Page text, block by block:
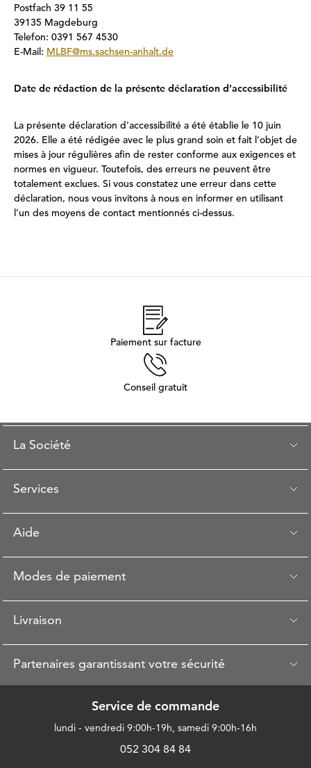
Postfach 39 11 55
39135 Magdeburg
Telefon: 0391 567 4530
E-Mail: MLBF@ms.sachsen-anhalt.de
Date de rédaction de la présente déclaration d’accessibilité
La présente déclaration d’accessibilité a été établie le 10 juin
2026. Elle a été rédigée avec le plus grand soin et fait l’objet de
mises à jour régulières afin de rester conforme aux exigences et
normes en vigueur. Toutefois, des erreurs ne peuvent être
totalement exclues. Si vous constatez une erreur dans cette
déclaration, nous vous invitons à nous en informer en utilisant
l’un des moyens de contact mentionnés ci-dessus.
Paiement sur facture
Conseil gratuit
La Société
Services
Aide
Modes de paiement
Livraison
Partenaires garantissant votre sécurité
Service de commande
lundi - vendredi 9:00h-19h, samedi 9:00h-16h
052 304 84 84